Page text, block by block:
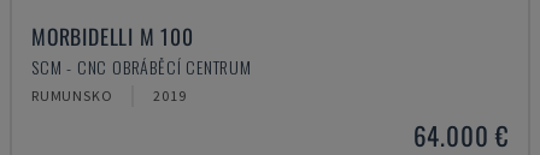
MORBIDELLI M 100
SCM - CNC OBRÁBĚCÍ CENTRUM
RUMUNSKO 2019
64.000 €